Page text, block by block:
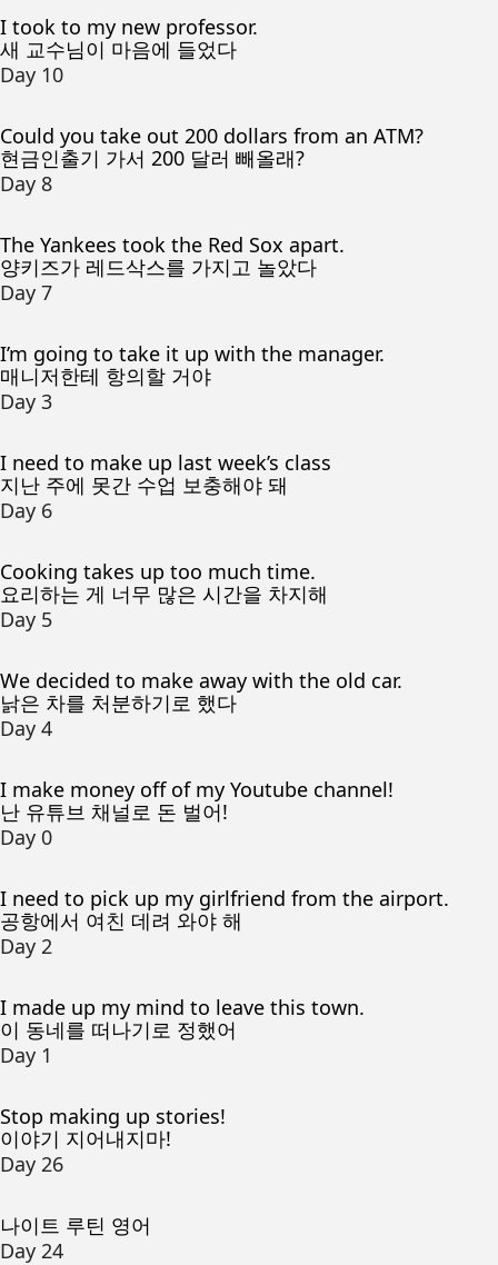
I took to my new professor.
새 교수님이 마음에 들었다
Day 10
Could you take out 200 dollars from an ATM?
현금인출기 가서 200 달러 빼올래?
Day 8
The Yankees took the Red Sox apart.
양키즈가 레드삭스를 가지고 놀았다
Day 7
I’m going to take it up with the manager.
매니저한테 항의할 거야
Day 3
I need to make up last week’s class
지난 주에 못간 수업 보충해야 돼
Day 6
Cooking takes up too much time.
요리하는 게 너무 많은 시간을 차지해
Day 5
We decided to make away with the old car.
낡은 차를 처분하기로 했다
Day 4
I make money off of my Youtube channel!
난 유튜브 채널로 돈 벌어!
Day 0
I need to pick up my girlfriend from the airport.
공항에서 여친 데려 와야 해
Day 2
I made up my mind to leave this town.
이 동네를 떠나기로 정했어
Day 1
Stop making up stories!
이야기 지어내지마!
Day 26
나이트 루틴 영어
Day 24